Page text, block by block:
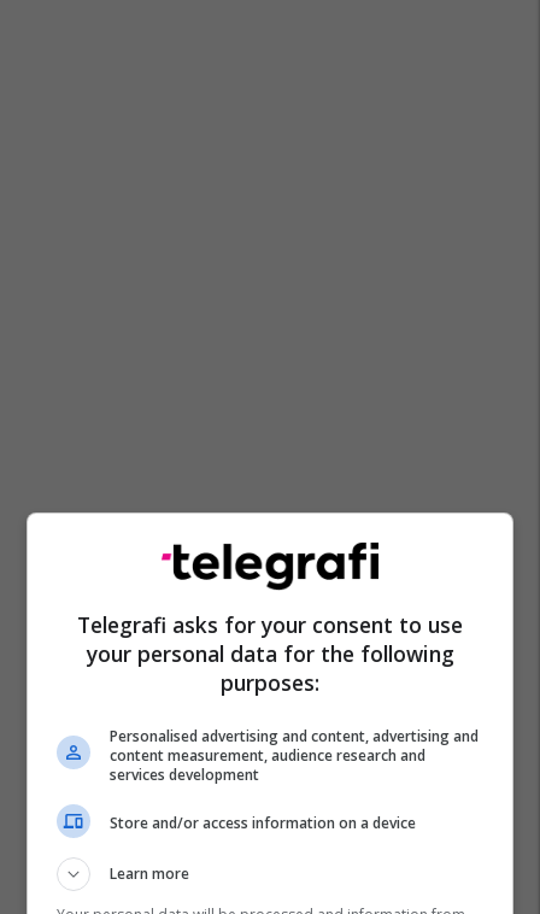
Mali I Zi Dritan Abazoviq
Telegrafi asks for your consent to use
your personal data for the following
purposes:
Personalised advertising and content, advertising and
content measurement, audience research and
services development
Store and/or access information on a device
Learn more